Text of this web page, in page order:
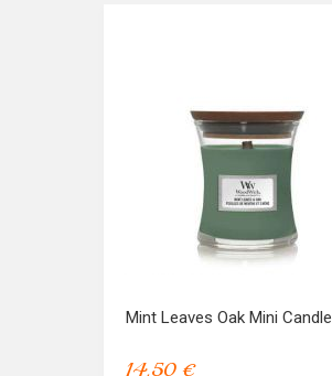
Mint Leaves Oak Mini Candle
14,50 €